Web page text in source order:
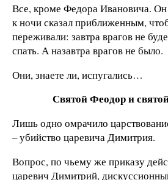
Все, кроме Федора Ивановича. Он
к ночи сказал приближенным,
переживали: завтра врагов не
спать. А назавтра врагов не было.
Они, знаете ли, испугались…
Святой Феодор и
Лишь одно омрачило
– убийство царевича Димитрия.
Вопрос, по чьему же приказу
царевич Димитрий,